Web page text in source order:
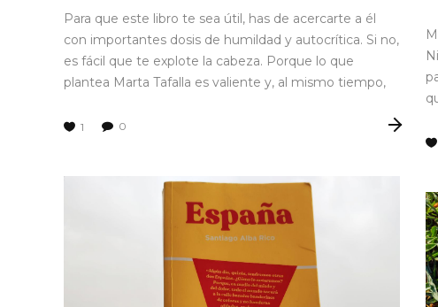
Para que este libro te sea útil, has de acercarte a él
con importantes dosis de humildad y autocrítica. Si no,
es fácil que te explote la cabeza. Porque lo que
plantea Marta Tafalla es valiente y, al mismo tiempo,
1 0